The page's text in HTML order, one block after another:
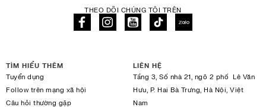
THEO DÕI CHÚNG TÔI TRÊN
TÌM HIỂU THÊM
Tuyển dụng
Follow trên mạng xã hội
Câu hỏi thường gặp
LIÊN HỆ
Tầng 3, Số nhà 21, ngõ 2 phố Lê Văn
Hưu, P. Hai Bà Trưng, Hà Nội, Việt
Nam